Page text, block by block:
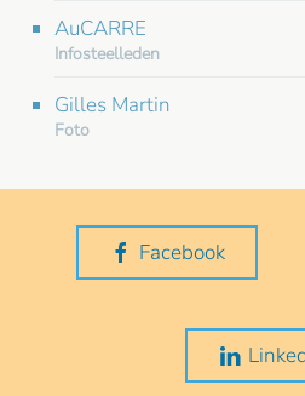
AuCARRE
Infosteelleden
Gilles Martin
Foto
Facebook